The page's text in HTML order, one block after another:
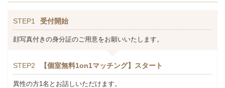
STEP1 受付開始
顔写真付きの身分証のご用意をお願いいたします。
STEP2 【個室無料1on1マッチング】スタート
異性の方1名とお話しいただけます。